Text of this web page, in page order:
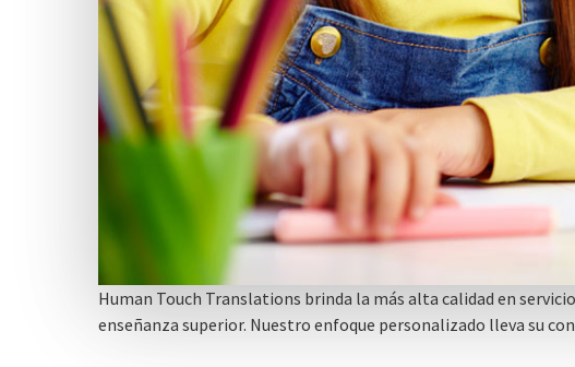
Human Touch Translations brinda la más alta calidad en
enseñanza superior. Nuestro enfoque personalizado lleva su